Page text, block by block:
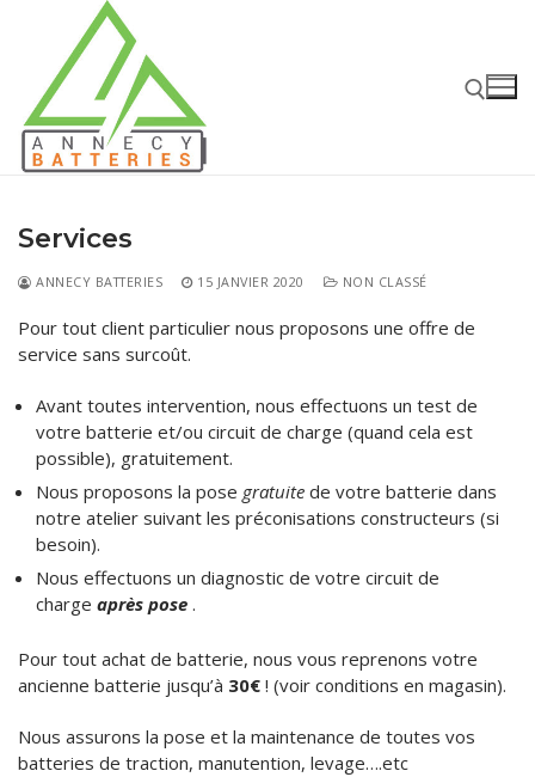
contenu
Rechercher
Accueil
Batteries
Batteries Voiture – Moto – PL
Batteries Industrielles
Batteries Loisirs
Reconditionnement batteries vélo électrique
Valise Lithium LiFePo4
Batteries lithium sur mesure
Chargeurs – Boosters
Piles – Accus
Kits Panneaux Solaires
Accessoires
Catalogue
Services
ANNECY BATTERIES 15 JANVIER 2020 NON CLASSÉ
Pour tout client particulier nous proposons une offre de
service sans surcoût.
Avant toutes intervention, nous effectuons un test de
votre batterie et/ou circuit de charge (quand cela est
possible), gratuitement.
Nous proposons la pose gratuite de votre batterie dans
notre atelier suivant les préconisations constructeurs (si
besoin).
Nous effectuons un diagnostic de votre circuit de
charge après pose .
Pour tout achat de batterie, nous vous reprenons votre
ancienne batterie jusqu’à 30€ ! (voir conditions en magasin).
Nous assurons la pose et la maintenance de toutes vos
batteries de traction, manutention, levage….etc